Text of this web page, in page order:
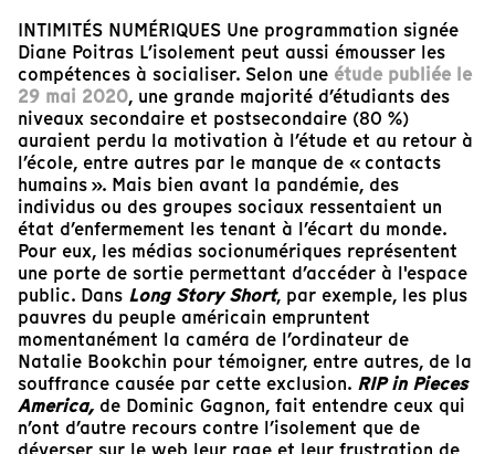
INTIMITÉS NUMÉRIQUES Une programmation signée
Diane Poitras L’isolement peut aussi émousser les
compétences à socialiser. Selon une étude publiée le
29 mai 2020, une grande majorité d’étudiants des
niveaux secondaire et postsecondaire (80 %)
auraient perdu la motivation à l’étude et au retour à
l’école, entre autres par le manque de « contacts
humains ». Mais bien avant la pandémie, des
individus ou des groupes sociaux ressentaient un
état d’enfermement les tenant à l’écart du monde.
Pour eux, les médias socionumériques représentent
une porte de sortie permettant d’accéder à l'espace
public. Dans Long Story Short, par exemple, les plus
pauvres du peuple américain empruntent
momentanément la caméra de l’ordinateur de
Natalie Bookchin pour témoigner, entre autres, de la
souffrance causée par cette exclusion. RIP in Pieces
America, de Dominic Gagnon, fait entendre ceux qui
n’ont d’autre recours contre l’isolement que de